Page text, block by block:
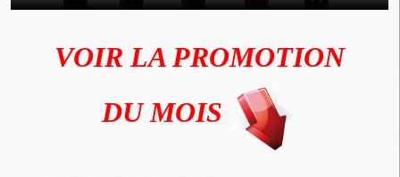
VOIR LA PROMOTION
DU MOIS